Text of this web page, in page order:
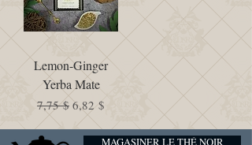
Lemon-Ginger
Yerba Mate
Prix original
7,75 $ Prix promotionnel
6,82 $